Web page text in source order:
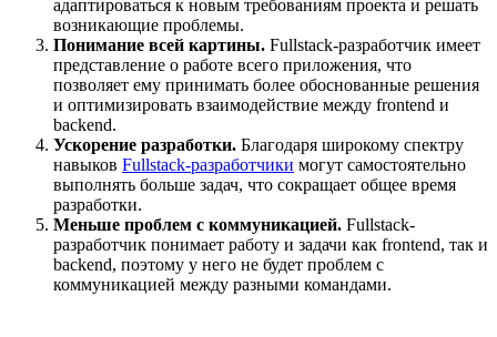
адаптироваться к новым требованиям проекта и решать
возникающие проблемы.
Понимание всей картины. Fullstack-разработчик имеет
представление о работе всего приложения, что
позволяет ему принимать более обоснованные решения
и оптимизировать взаимодействие между frontend и
backend.
Ускорение разработки. Благодаря широкому спектру
навыков Fullstack-разработчики могут самостоятельно
выполнять больше задач, что сокращает общее время
разработки.
Меньше проблем с коммуникацией. Fullstack-
разработчик понимает работу и задачи как frontend, так и
backend, поэтому у него не будет проблем с
коммуникацией между разными командами.